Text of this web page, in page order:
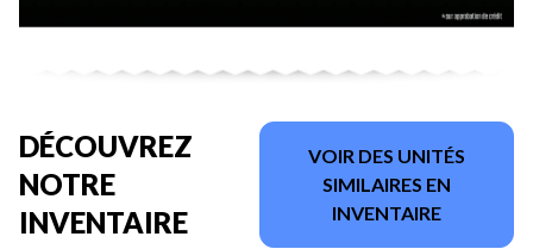
DÉCOUVREZ
NOTRE
INVENTAIRE
VOIR DES UNITÉS
SIMILAIRES EN
INVENTAIRE